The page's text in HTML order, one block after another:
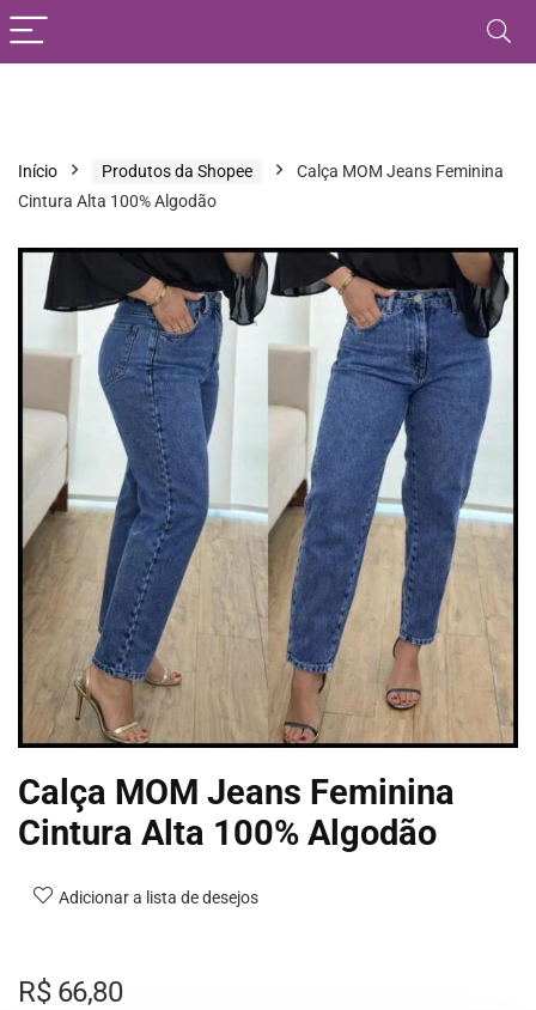
Início Produtos da Shopee
Calça MOM Jeans Feminina
Cintura Alta 100% Algodão
Calça MOM Jeans Feminina
Cintura Alta 100% Algodão
Adicionar a lista de desejos
R$66,80